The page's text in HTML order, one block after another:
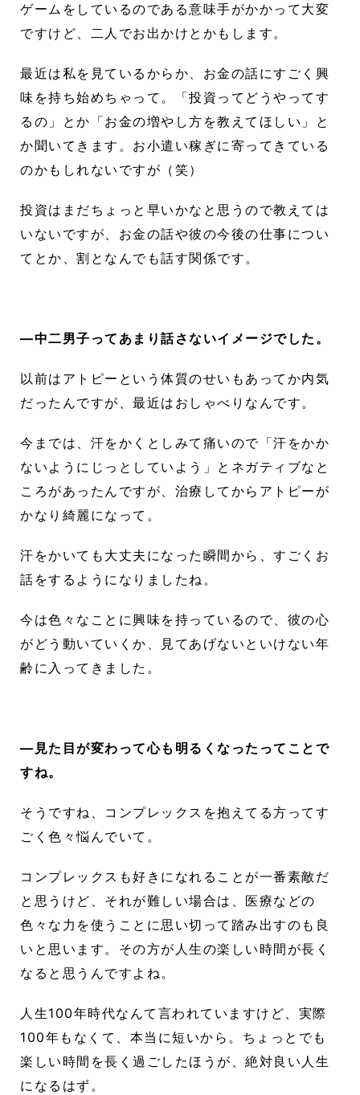
ゲームをしているのである意味手がかかって大変
ですけど、二人でお出かけとかもします。
最近は私を見ているからか、お金の話にすごく興
味を持ち始めちゃって。「投資ってどうやってす
るの」とか「お金の増やし方を教えてほしい」と
か聞いてきます。お小遣い稼ぎに寄ってきている
のかもしれないですが（笑）
投資はまだちょっと早いかなと思うので教えては
いないですが、お金の話や彼の今後の仕事につい
てとか、割となんでも話す関係です。
―中二男子ってあまり話さないイメージでした。
以前はアトピーという体質のせいもあってか内気
だったんですが、最近はおしゃべりなんです。
今までは、汗をかくとしみて痛いので「汗をかか
ないようにじっとしていよう」とネガティブなと
ころがあったんですが、治療してからアトピーが
かなり綺麗になって。
汗をかいても大丈夫になった瞬間から、すごくお
話をするようになりましたね。
今は色々なことに興味を持っているので、彼の心
がどう動いていくか、見てあげないといけない年
齢に入ってきました。
―見た目が変わって心も明るくなったってことで
すね。
そうですね、コンプレックスを抱えてる方ってす
ごく色々悩んでいて。
コンプレックスも好きになれることが一番素敵だ
と思うけど、それが難しい場合は、医療などの
色々な力を使うことに思い切って踏み出すのも良
いと思います。その方が人生の楽しい時間が長く
なると思うんですよね。
人生100年時代なんて言われていますけど、実際
100年もなくて、本当に短いから。ちょっとでも
楽しい時間を長く過ごしたほうが、絶対良い人生
になるはず。